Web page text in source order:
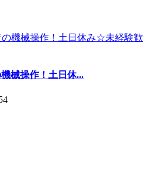
械操作！土日休...